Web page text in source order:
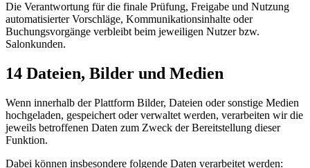
Die Verantwortung für die finale Prüfung, Freigabe und Nutzung
automatisierter Vorschläge, Kommunikationsinhalte oder
Buchungsvorgänge verbleibt beim jeweiligen Nutzer bzw.
Salonkunden.
14 Dateien, Bilder und Medien
Wenn innerhalb der Plattform Bilder, Dateien oder sonstige Medien
hochgeladen, gespeichert oder verwaltet werden, verarbeiten wir die
jeweils betroffenen Daten zum Zweck der Bereitstellung dieser
Funktion.
Dabei können insbesondere folgende Daten verarbeitet werden: